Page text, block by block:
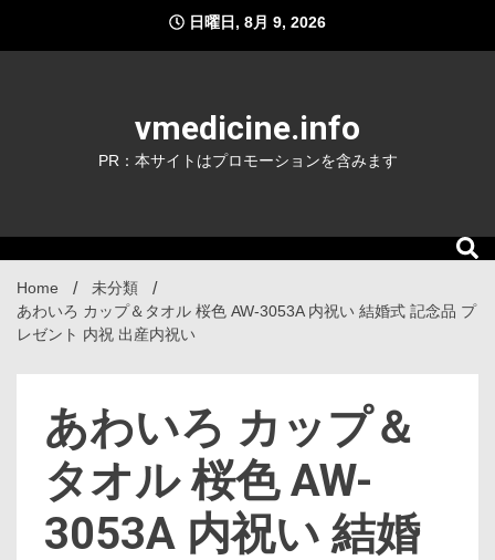
content
日曜日, 8月 9, 2026
vmedicine.info
PR：本サイトはプロモーションを含みます
Home
未分類
あわいろ カップ＆タオル 桜色 AW-3053A 内祝い 結婚式 記念品 プ
レゼント 内祝 出産内祝い
あわいろ カップ＆
タオル 桜色 AW-
3053A 内祝い 結婚